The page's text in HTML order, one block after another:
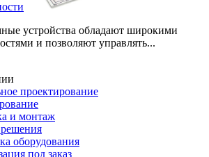
устройства обладают широкими
и позволяют управлять...
проектирование
и монтаж
оборудования
под заказ